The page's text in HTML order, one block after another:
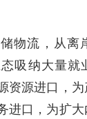
物流，从离
吸纳大量就
资源进口，
进口，为扩